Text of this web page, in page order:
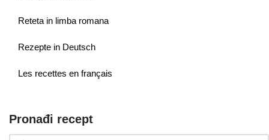
Reteta in limba romana
Rezepte in Deutsch
Les recettes en français
Pronađi recept